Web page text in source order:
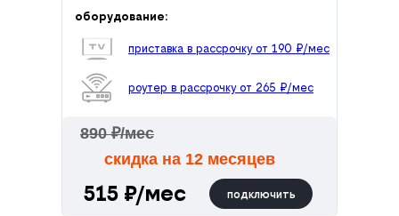
подключить
515 ₽/мес
приставка в рассрочку от 190 ₽/мес
роутер в рассрочку от 265 ₽/мес
оборудование:
890 ₽/мес
скидка на 12 месяцев